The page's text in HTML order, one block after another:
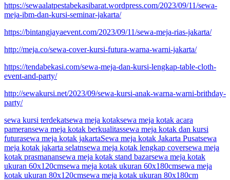
https://sewaalatpestabekasibarat.wordpress.com/2023/09/11/sewa-
meja-ibm-dan-kursi-seminar-jakarta/
https://bintangjayaevent.com/2023/09/11/sewa-meja-rias-jakarta/
http://meja.co/sewa-cover-kursi-futura-warna-warni-jakarta/
https://tendabekasi.com/sewa-meja-dan-kursi-lengkap-table-cloth-
event-and-party/
http://sewakursi.net/2023/09/sewa-kursi-anak-warna-warni-brithday-
party/
sewa kursi terdekatsewa meja kotaksewa meja kotak acara
pameransewa meja kotak berkualitassewa meja kotak dan kursi
futurasewa meja kotak jakartaSewa meja kotak Jakarta Pusatsewa
meja kotak jakarta selatnsewa meja kotak lengkap coversewa meja
kotak prasmanansewa meja kotak stand bazarsewa meja kotak
ukuran 60x120cmsewa meja kotak ukuran 60x180cmsewa meja
kotak ukuran 80x120cmsewa meja kotak ukuran 80x180cm